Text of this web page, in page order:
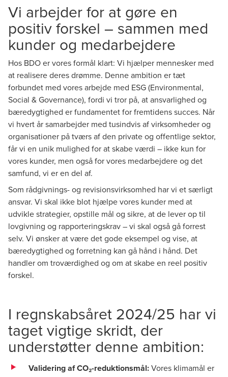
Vi arbejder for at gøre en
positiv forskel – sammen med
kunder og medarbejdere
Hos BDO er vores formål klart: Vi hjælper mennesker med
at realisere deres drømme. Denne ambition er tæt
forbundet med vores arbejde med ESG (Environmental,
Social & Governance), fordi vi tror på, at ansvarlighed og
bæredygtighed er fundamentet for fremtidens succes. Når
vi hvert år samarbejder med tusindvis af virksomheder og
organisationer på tværs af den private og offentlige sektor,
får vi en unik mulighed for at skabe værdi – ikke kun for
vores kunder, men også for vores medarbejdere og det
samfund, vi er en del af.
Som rådgivnings- og revisionsvirksomhed har vi et særligt
ansvar. Vi skal ikke blot hjælpe vores kunder med at
udvikle strategier, opstille mål og sikre, at de lever op til
lovgivning og rapporteringskrav – vi skal også gå forrest
selv. Vi ønsker at være det gode eksempel og vise, at
bæredygtighed og forretning kan gå hånd i hånd. Det
handler om troværdighed og om at skabe en reel positiv
forskel.
I regnskabsåret 2024/25 har vi
taget vigtige skridt, der
understøtter denne ambition:
Validering af CO₂-reduktionsmål:Vores klimamål er